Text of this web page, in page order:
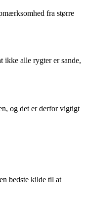
fra større
ikke alle rygter er sande,
og det er derfor vigtigt
bedste kilde til at